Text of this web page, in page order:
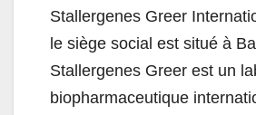
Stallergenes Greer
le siège social est situé à
Stallergenes Greer est un
biopharmaceutique